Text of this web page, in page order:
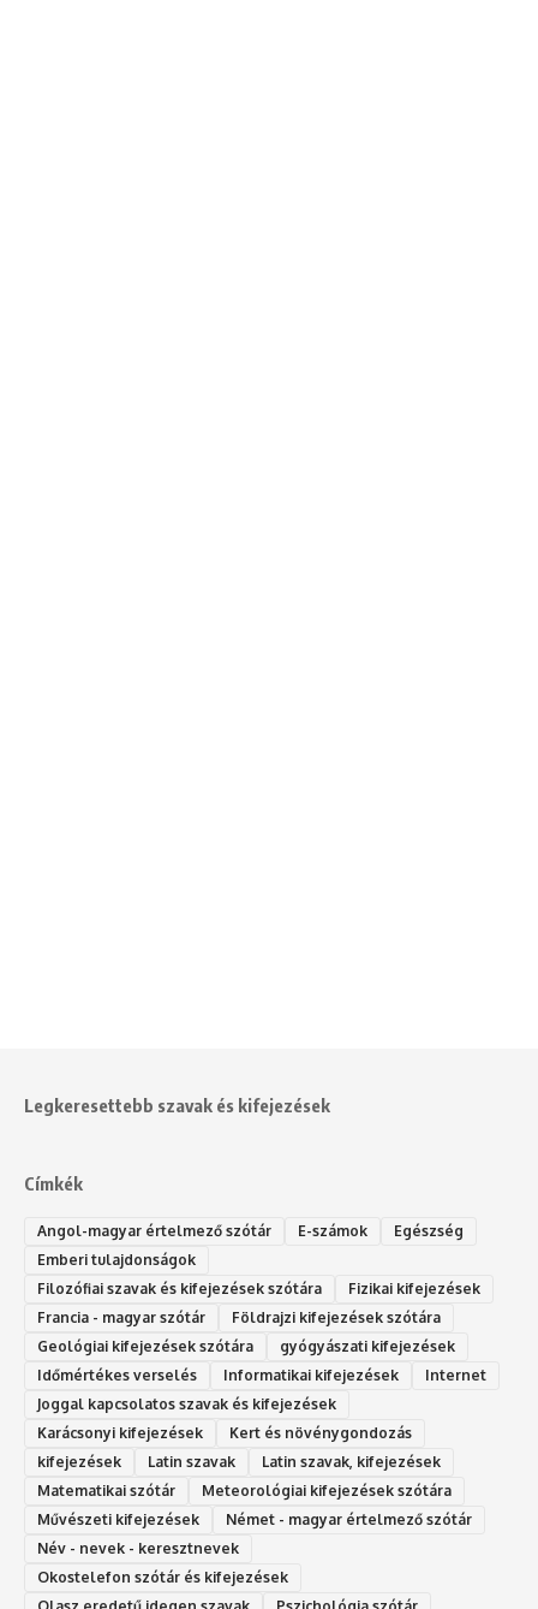
Legkeresettebb szavak és kifejezések
Címkék
Angol-magyar értelmező szótár E-számok
Egészség
Emberi tulajdonságok
Filozófiai szavak és kifejezések szótára
Fizikai kifejezések
Francia - magyar szótár
Földrajzi kifejezések szótára
Geológiai kifejezések szótára
gyógyászati kifejezések
Időmértékes verselés
Informatikai kifejezések
Internet
Joggal kapcsolatos szavak és kifejezések
Karácsonyi kifejezések
Kert és növénygondozás
kifejezések
Latin szavak
Latin szavak, kifejezések
Matematikai szótár
Meteorológiai kifejezések szótára
Művészeti kifejezések
Német - magyar értelmező szótár
Név - nevek - keresztnevek
Okostelefon szótár és kifejezések